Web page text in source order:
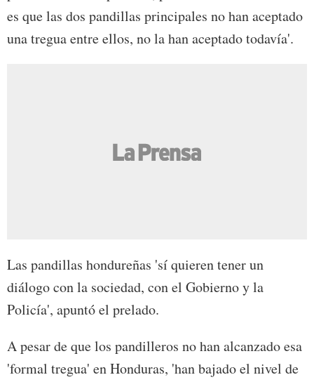
es que las dos pandillas principales no han aceptado
una tregua entre ellos, no la han aceptado todavía'.
Las pandillas hondureñas 'sí quieren tener un
diálogo con la sociedad, con el Gobierno y la
Policía', apuntó el prelado.
A pesar de que los pandilleros no han alcanzado esa
'formal tregua' en Honduras, 'han bajado el nivel de